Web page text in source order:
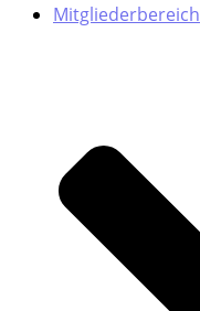
Mitgliederbereich